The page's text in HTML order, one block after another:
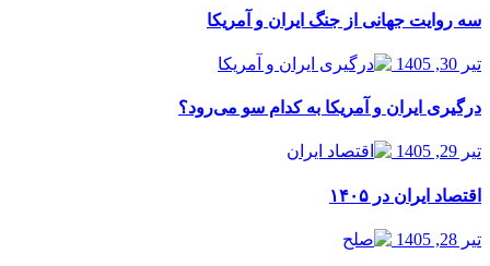
سه روایت جهانی از جنگ ایران و آمریکا
تیر 30, 1405
درگیری ایران و آمریکا به کدام سو می‌رود؟
تیر 29, 1405
اقتصاد ایران در ۱۴۰۵
تیر 28, 1405